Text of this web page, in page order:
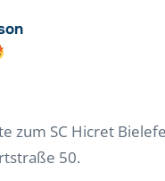
zum SC Hicret
50.